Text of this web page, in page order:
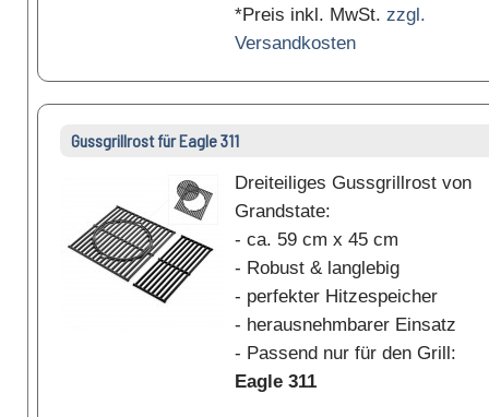
*Preis inkl. MwSt. zzgl.
Versandkosten
Gussgrillrost für Eagle 311
Dreiteiliges Gussgrillrost von
Grandstate:
- ca. 59 cm x 45 cm
- Robust & langlebig
- perfekter Hitzespeicher
- herausnehmbarer Einsatz
- Passend nur für den Grill:
Eagle 311